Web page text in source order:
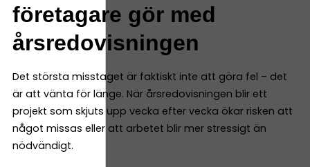
företagare gör med
årsredovisningen
Det största misstaget är faktiskt inte att göra fel – det
är att vänta för länge. När årsredovisningen blir ett
projekt som skjuts upp vecka efter vecka ökar risken att
något missas eller att arbetet blir mer stressigt än
nödvändigt.